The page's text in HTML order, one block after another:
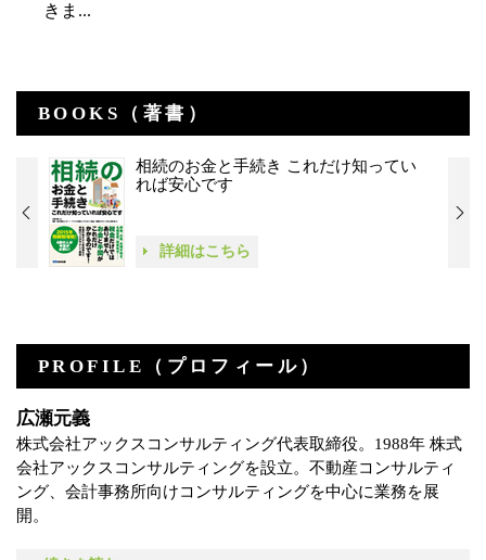
きま...
BOOKS（著書）
相続のお金と手続き これだけ知ってい
れば安心です
詳細はこちら
PROFILE（プロフィール）
広瀬元義
株式会社アックスコンサルティング代表取締役。1988年 株式
会社アックスコンサルティングを設立。不動産コンサルティ
ング、会計事務所向けコンサルティングを中心に業務を展
開。